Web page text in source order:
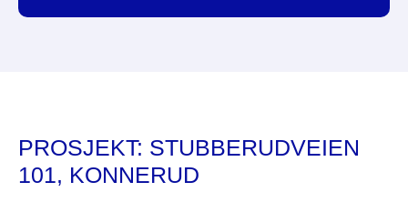
PROSJEKT: STUBBERUDVEIEN
101, KONNERUD